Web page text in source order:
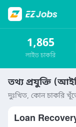
1,865
লাইভ চাকরি
তথ্য প্রযুক্তি
দুঃখিত, কোন চাকরি
Loan